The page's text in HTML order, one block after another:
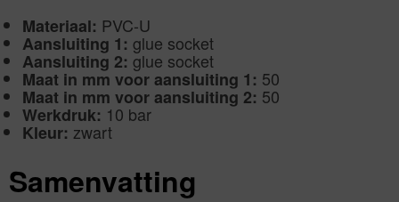
Materiaal: PVC-U
Aansluiting 1: glue socket
Aansluiting 2: glue socket
Maat in mm voor aansluiting 1: 50
Maat in mm voor aansluiting 2: 50
Werkdruk: 10 bar
Kleur: zwart
Samenvatting